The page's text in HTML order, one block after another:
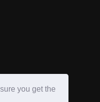
you get the